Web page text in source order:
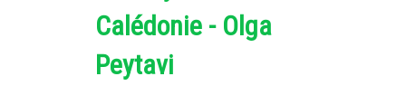
Calédonie - Olga
Peytavi